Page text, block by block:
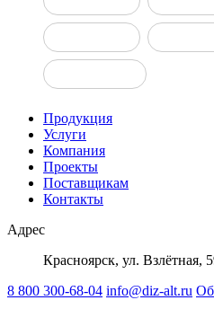
Продукция
Услуги
Компания
Проекты
Поставщикам
Контакты
Адрес
Красноярск, ул. Взлётная,
8 800 300-68-04 info@diz-alt.ru